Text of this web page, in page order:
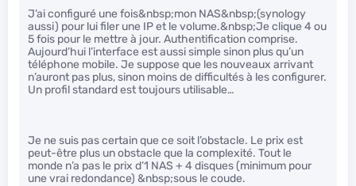
J’ai configuré une fois&nbsp;mon NAS&nbsp;(synology
aussi) pour lui filer une IP et le volume.&nbsp;Je clique 4 ou
5 fois pour le mettre à jour. Authentification comprise.
Aujourd’hui l’interface est aussi simple sinon plus qu’un
téléphone mobile. Je suppose que les nouveaux arrivant
n’auront pas plus, sinon moins de difficultés à les configurer.
Un profil standard est toujours utilisable…
Je ne suis pas certain que ce soit l’obstacle. Le prix est
peut-être plus un obstacle que la complexité. Tout le
monde n’a pas le prix d’1 NAS + 4 disques (minimum pour
une vrai redondance) &nbsp;sous le coude.